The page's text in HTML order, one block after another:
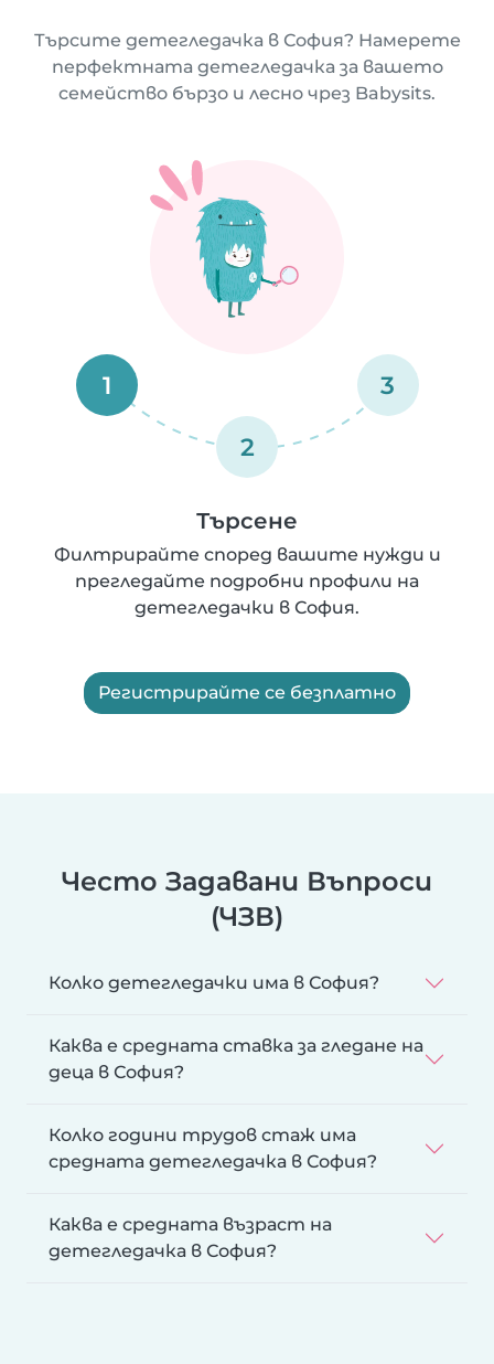
Търсите детегледачка в София? Намерете
перфектната детегледачка за вашето
семейство бързо и лесно чрез Babysits.
1
2
3
Търсене
Филтрирайте според вашите нужди и
прегледайте подробни профили на
детегледачки в София.
Регистрирайте се безплатно
Често Задавани Въпроси
(ЧЗВ)
Колко детегледачки има в София?
Каква е средната ставка за гледане на
деца в София?
Колко години трудов стаж има
средната детегледачка в София?
Каква е средната възраст на
детегледачка в София?